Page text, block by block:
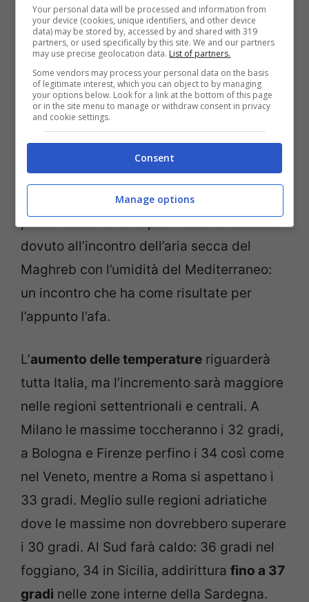
pompando aria calda con temperature che
schizzeranno verso l’alto.
altalena termica di giugnola vedremo
così in azione. Dai 24 gradi registrati in
questi giorni passeremo a 34 gradi. Nel
giro di 4/5 giorni ci sarà un
10 gradi.Sarà un aumento però graduale,
sebbene peggiore di quello avvenuto un
paio di settimane fa per via dell’afa.Ciò è
dovuto all’incontro dell’aria secca del
Maghreb con l’umidità del Mediterraneo:
un incontro che ha come risultate per
l’appunto l’afa.
L’aumento delle temperature riguarderà
tutta Italia, ma l’incremento sarà maggiore
nelle regioni settentrionali e centrali. A
Milano le massime toccheranno i 32 gradi,
a Bologna e Firenze perfino i 34 così come
nel Veneto, mentre a Roma si aspettano i
33 gradi. Meglio sulle regioni adriatiche
dove le massime non dovrebbero superare
i 30 gradi. Al Sud farà caldo: 36 gradi nel
foggiano, 34 in Sicilia, addirittura fino a 37
gradi nelle zone interne della Sardegna.
Your personal data will be processed and information from
your device (cookies, unique identifiers, and other device
data) may be stored by, accessed by and shared with 319
partners, or used specifically by this site. We and our partners
may use precise geolocation data. List of partners.
Some vendors may process your personal data on the basis
of legitimate interest, which you can object to by managing
your options below. Look for a link at the bottom of this page
or in the site menu to manage or withdraw consent in privacy
and cookie settings.
Consent
Manage options